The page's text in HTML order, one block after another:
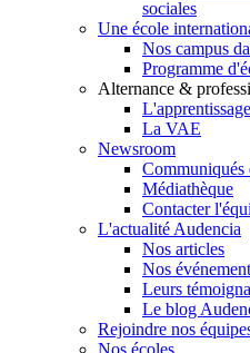
sociales
Une école
Nos campus
Programme
Alternance &
L'apprentissage
La VAE
Newsroom
Communiqués
Médiathèque
Contacter
L'actualité Audencia
Nos articles
Nos
Leurs
Le blog
Rejoindre nos
Nos écoles